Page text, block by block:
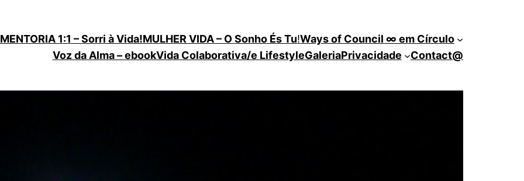
MENTORIA 1:1 – Sorri à Vida!MULHER VIDA – O Sonho És Tu!Ways of Council ∞ em Círculo
Voz da Alma – ebookVida Colaborativa/e LifestyleGaleriaPrivacidade Contact@